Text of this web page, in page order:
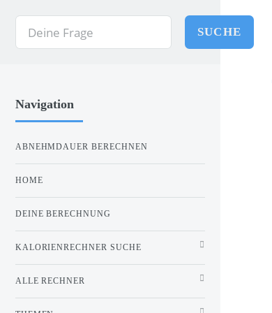
SUCHE
Navigation
ABNEHMDAUER BERECHNEN
HOME
DEINE BERECHNUNG
KALORIENRECHNER SUCHE
ALLE RECHNER